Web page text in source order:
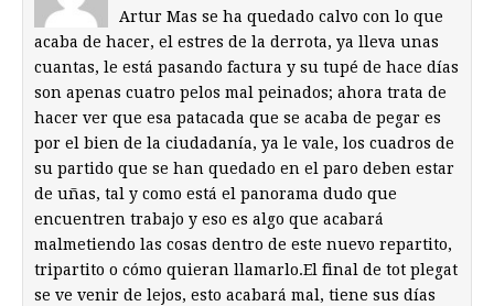
Artur Mas se ha quedado calvo con lo que
acaba de hacer, el estres de la derrota, ya lleva unas
cuantas, le está pasando factura y su tupé de hace días
son apenas cuatro pelos mal peinados; ahora trata de
hacer ver que esa patacada que se acaba de pegar es
por el bien de la ciudadanía, ya le vale, los cuadros de
su partido que se han quedado en el paro deben estar
de uñas, tal y como está el panorama dudo que
encuentren trabajo y eso es algo que acabará
malmetiendo las cosas dentro de este nuevo repartito,
tripartito o cómo quieran llamarlo.El final de tot plegat
se ve venir de lejos, esto acabará mal, tiene sus días